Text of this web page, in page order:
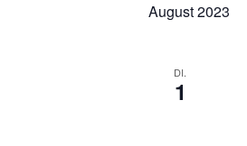
August 2023
DI.
1